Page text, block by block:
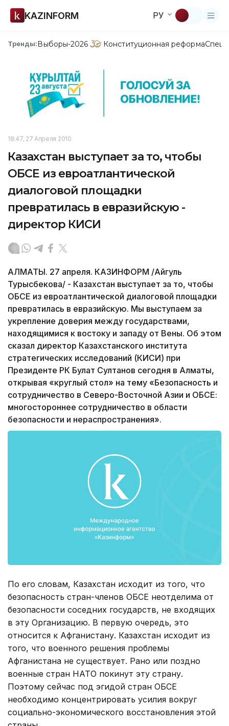
KAZINFORM РУ
Тренды:Выборы-2026 Конституционная реформа
18:47, 27 Апреля 2010
Казахстан выступает за то, чтобы
ОБСЕ из евроатлантической
диалоговой площадки
превратилась в евразийскую -
директор КИСИ
АЛМАТЫ. 27 апреля. КАЗИНФОРМ /Айгуль
Турысбекова/ - Казахстан выступает за то, чтобы
ОБСЕ из евроатлантической диалоговой площадки
превратилась в евразийскую. Мы выступаем за
укрепление доверия между государствами,
находящимися к востоку и западу от Вены. Об этом
сказал директор Казахстанского института
стратегических исследований (КИСИ) при
Президенте РК Булат Султанов сегодня в Алматы,
открывая «круглый стол» на тему «Безопасность и
сотрудничество в Северо-Восточной Азии и ОБСЕ:
многостороннее сотрудничество в области
безопасности и нераспространения».
По его словам, Казахстан исходит из того, что
безопасность стран-членов ОБСЕ неотделима от
безопасности соседних государств, не входящих
в эту Организацию. В первую очередь, это
относится к Афганистану. Казахстан исходит из
того, что военного решения проблемы
Афганистана не существует. Рано или поздно
военные стран НАТО покинут эту страну.
Поэтому сейчас под эгидой стран ОБСЕ
необходимо концентрировать усилия вокруг
социально-экономического восстановления этой